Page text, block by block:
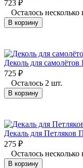
723 ₽
Осталось несколько
В корзину
Деколь для
725 ₽
Осталось 2 шт.
В корзину
Декаль для Петляков
275 ₽
Осталось несколько
В корзину